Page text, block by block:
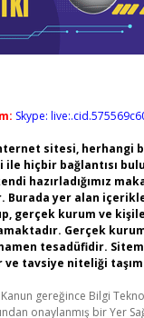
Skype:
sitesi, herhangi
ile hiçbir bağlantısı
hazırladığımız
Burada yer alan
gerçek kurum ve
Gerçek
tesadüfidir.
tavsiye niteliği
Kanun gereğince Bilgi
onaylanmış bir Yer